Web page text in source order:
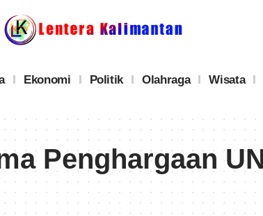
Ekonomi Politik Olahraga Wisata
Penghargaan